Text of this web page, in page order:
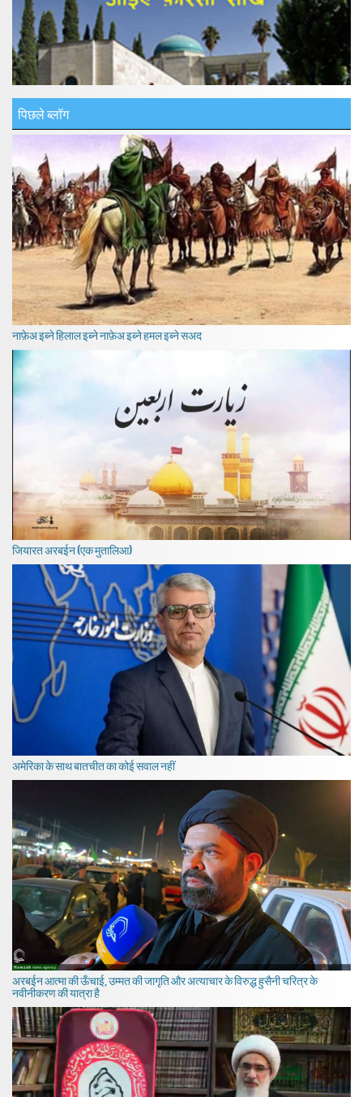
पिछले ब्लॉग
नाफ़ेअ इब्ने हिलाल इब्ने नाफ़ेअ इब्ने हमल इब्ने सअद
जियारत अरबईन (एक मुतालिआ)
अमेरिका के साथ बातचीत का कोई सवाल नहीं
अरबईन आत्मा की ऊँचाई, उम्मत की जागृति और अत्याचार के विरुद्ध हुसैनी चरित्र के
नवीनीकरण की यात्रा है